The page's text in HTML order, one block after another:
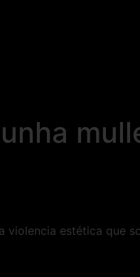
violencia estética que